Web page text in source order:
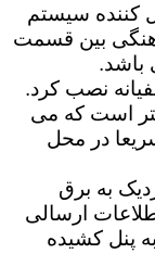
کننده سیستم
بین قسمت
باشد.
است که می
در محل
به برق
ارسالی
پنل کشیده